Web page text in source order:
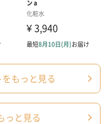
もっと見る
っと見る